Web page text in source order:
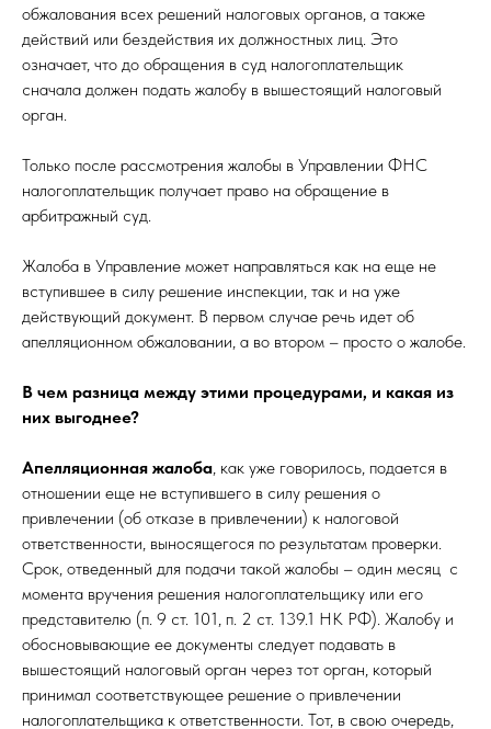
обжалования всех решений налоговых органов, а также
действий или бездействия их должностных лиц. Это
означает, что до обращения в суд налогоплательщик
сначала должен подать жалобу в вышестоящий налоговый
орган.
Только после рассмотрения жалобы в Управлении ФНС
налогоплательщик получает право на обращение в
арбитражный суд.
Жалоба в Управление может направляться как на еще не
вступившее в силу решение инспекции, так и на уже
действующий документ. В первом случае речь идет об
апелляционном обжаловании, а во втором – просто о жалобе.
В чем разница между этими процедурами, и какая из
них выгоднее?
Апелляционная жалоба , как уже говорилось, подается в
отношении еще не вступившего в силу решения о
привлечении (об отказе в привлечении) к налоговой
ответственности, выносящегося по результатам проверки.
Срок, отведенный для подачи такой жалобы – один месяц с
момента вручения решения налогоплательщику или его
представителю (п. 9 ст. 101, п. 2 ст. 139.1 НК РФ). Жалобу и
обосновывающие ее документы следует подавать в
вышестоящий налоговый орган через тот орган, который
принимал соответствующее решение о привлечении
налогоплательщика к ответственности. Тот, в свою очередь,